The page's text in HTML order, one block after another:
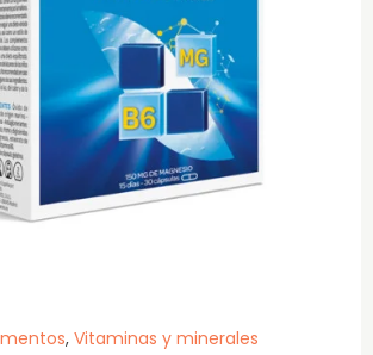
, Vitaminas y minerales